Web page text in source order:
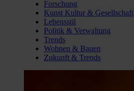
Forschung
Kunst Kultur & Gesellschaft
Lebensstil
Politik & Verwaltung
Trends
Wohnen & Bauen
Zukunft & Trends